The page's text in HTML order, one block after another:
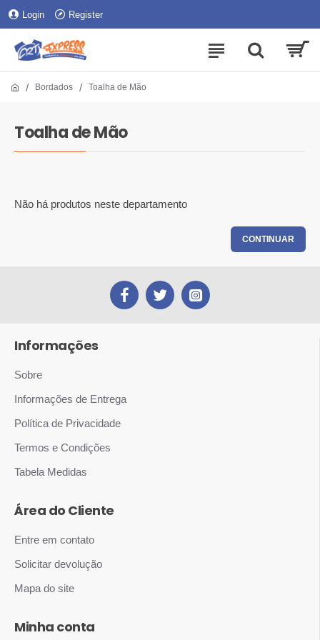
Login Register
Bordados Toalha de Mão
Toalha de Mão
Não há produtos neste departamento
CONTINUAR
Informações
Sobre
Informações de Entrega
Política de Privacidade
Termos e Condições
Tabela Medidas
Área do Cliente
Entre em contato
Solicitar devolução
Mapa do site
Minha conta